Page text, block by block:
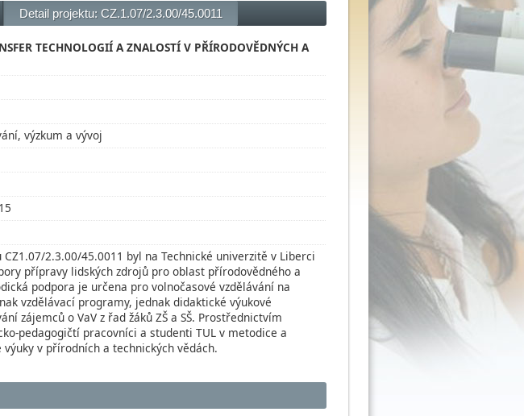
Detail projektu: CZ.1.07/2.3.00/45.0011
TECHNOLOGIÍ A ZNALOSTÍ V PŘÍRODOVĚDNÝCH A
výzkum a vývoj
2.3.00/45.0011 byl na Technické univerzitě v Liberci
přípravy lidských zdrojů pro oblast přírodovědného a
podpora je určena pro volnočasové vzdělávání na
vzdělávací programy, jednak didaktické výukové
zájemců o VaV z řad žáků ZŠ a SŠ. Prostřednictvím
pedagogičtí pracovníci a studenti TUL v metodice a
v přírodních a technických vědách.